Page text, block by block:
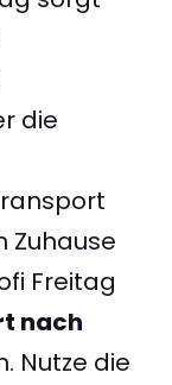
die
Zuhause
Freitag
nach
Nutze die